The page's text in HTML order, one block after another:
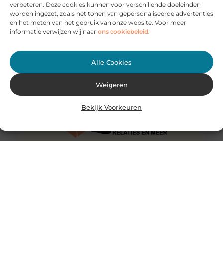
verbeteren. Deze cookies kunnen voor verschillende doeleinden
worden ingezet, zoals het tonen van gepersonaliseerde advertenties
en het meten van het gebruik van onze website. Voor meer
informatie verwijzen wij naar ons cookiebeleid.
Alle Cookies
Weigeren
Bekijk Voorkeuren
Veilig en betrouwbaar: webhosting en beveiliging op
maat
Waarom webhosting en beveiliging cruciaal zijn Als je
een website of webshop hebt, weet je hoe belangrijk